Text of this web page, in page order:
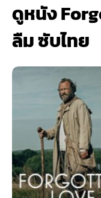
ดูหนัง
ลืม ซับไทย